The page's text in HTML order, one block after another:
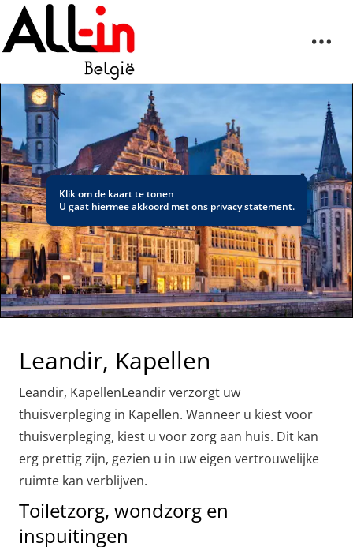
Klik om de kaart te tonen
U gaat hiermee akkoord met ons privacy statement.
Leandir, Kapellen
Leandir, KapellenLeandir verzorgt uw
thuisverpleging in Kapellen. Wanneer u kiest voor
thuisverpleging, kiest u voor zorg aan huis. Dit kan
erg prettig zijn, gezien u in uw eigen vertrouwelijke
ruimte kan verblijven.
Toiletzorg, wondzorg en
inspuitingen